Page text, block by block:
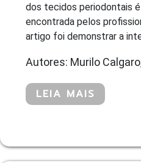
dos tecidos periodontais
encontrada pelos
artigo foi demonstrar a
Autores: Murilo
LEIA MAIS